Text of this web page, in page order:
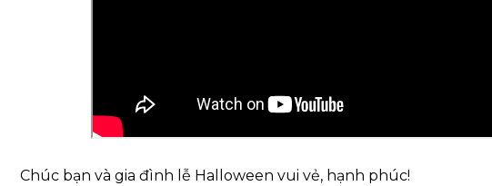
Chúc bạn và gia đình lễ Halloween vui vẻ, hạnh phúc!